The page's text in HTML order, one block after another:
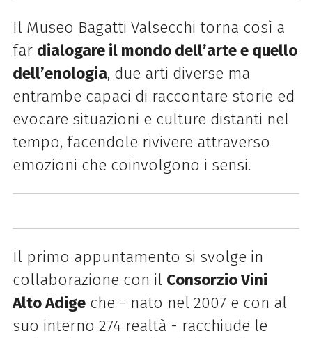
Il Museo Bagatti Valsecchi torna così a
far dialogare il mondo dell’arte e quello
dell’enologia, due arti diverse ma
entrambe capaci di raccontare storie ed
evocare situazioni e culture distanti nel
tempo, facendole rivivere attraverso
emozioni che coinvolgono i sensi.
Il primo appuntamento si svolge in
collaborazione con il Consorzio Vini
Alto Adigeche - nato nel 2007 e con al
suo interno 274 realtà - racchiude le